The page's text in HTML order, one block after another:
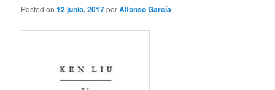
Posted on12 junio, 2017porAlfonso García